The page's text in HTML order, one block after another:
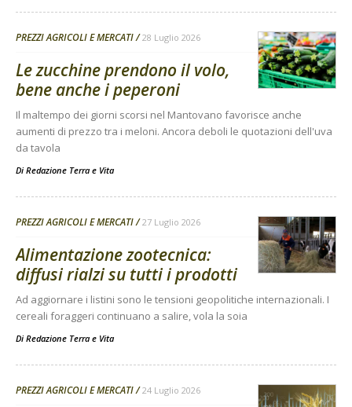
PREZZI AGRICOLI E MERCATI 28 Luglio 2026
Le zucchine prendono il volo,
bene anche i peperoni
Il maltempo dei giorni scorsi nel Mantovano favorisce anche
aumenti di prezzo tra i meloni. Ancora deboli le quotazioni dell'uva
da tavola
Di Redazione Terra e Vita
PREZZI AGRICOLI E MERCATI 27 Luglio 2026
Alimentazione zootecnica:
diffusi rialzi su tutti i prodotti
Ad aggiornare i listini sono le tensioni geopolitiche internazionali. I
cereali foraggeri continuano a salire, vola la soia
Di Redazione Terra e Vita
PREZZI AGRICOLI E MERCATI 24 Luglio 2026